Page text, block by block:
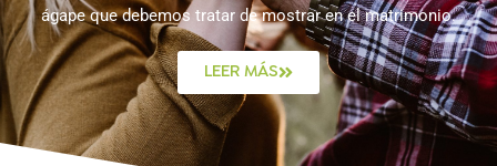
ágape que debemos tratar de mostrar en el matrimonio.
LEER MÁS